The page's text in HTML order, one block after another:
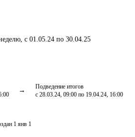
,с 01.05.24 по 30.04.25
Подведение итогов
с 28.03.24, 09:00 по 19.04.24, 16:00
1 янв 1